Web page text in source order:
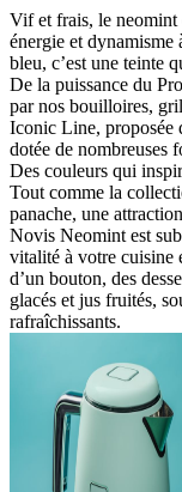
Vif et frais, le neomint
énergie et
bleu, c’est une teinte
De la puissance du
par nos bouilloires,
Iconic Line, proposée
dotée de nombreuses
Des couleurs qui
Tout comme la
panache, une
Novis Neomint est
vitalité à votre cuisine
d’un bouton, des
glacés et jus fruités,
rafraîchissants.